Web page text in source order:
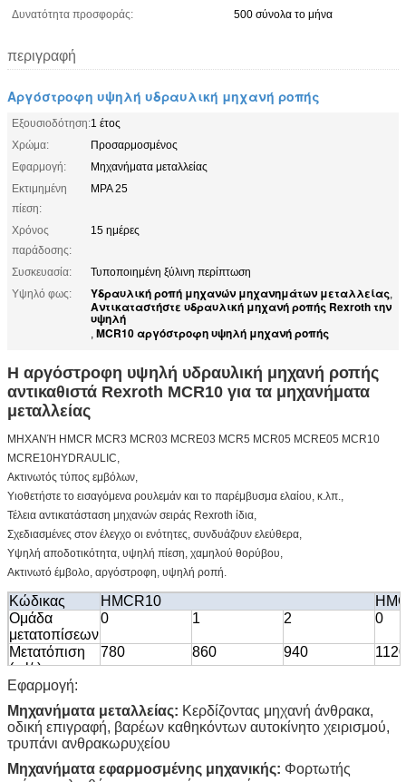
Δυνατότητα προσφοράς:
500 σύνολα το μήνα
περιγραφή
Αργόστροφη υψηλή υδραυλική μηχανή ροπής
Εξουσιοδότηση:1 έτος
Χρώμα:
Προσαρμοσμένος
Εφαρμογή:
Μηχανήματα μεταλλείας
Εκτιμημένη
πίεση:
MPA 25
Χρόνος
παράδοσης:
15 ημέρες
Συσκευασία:
Τυποποιημένη ξύλινη περίπτωση
Υψηλό φως:
Υδραυλική ροπή μηχανών μηχανημάτων μεταλλείας,
Αντικαταστήστε υδραυλική μηχανή ροπής Rexroth την
υψηλή
, MCR10 αργόστροφη υψηλή μηχανή ροπής
Η αργόστροφη υψηλή υδραυλική μηχανή ροπής
αντικαθιστά Rexroth MCR10 για τα μηχανήματα
μεταλλείας
ΜΗΧΑΝΉ HMCR MCR3 MCR03 MCRE03 MCR5 MCR05 MCRE05 MCR10
MCRE10HYDRAULIC,
Ακτινωτός τύπος εμβόλων,
Υιοθετήστε το εισαγόμενα ρουλεμάν και το παρέμβυσμα ελαίου, κ.λπ.,
Τέλεια αντικατάσταση μηχανών σειράς Rexroth ίδια,
Σχεδιασμένες στον έλεγχο οι ενότητες, συνδυάζουν ελεύθερα,
Υψηλή αποδοτικότητα, υψηλή πίεση, χαμηλού θορύβου,
Ακτινωτό έμβολο, αργόστροφη, υψηλή ροπή.
Κώδικας HMCR10
Ομάδα
μετατοπίσεων
0 1 2 0
Μετατόπιση
(ml/r)
780 860 940 1120
Θεωρητική
ροπή σε
10Mpa (N.m)
Εκτιμημένη
ταχύτητα
(r/min)
125 100 100 100
Εφαρμογή:
Μηχανήματα μεταλλείας: Κερδίζοντας μηχανή άνθρακα,
οδική επιγραφή, βαρέων καθηκόντων αυτοκίνητο χειρισμού,
τρυπάνι ανθρακωρυχείου
Μηχανήματα εφαρμοσμένης μηχανικής: Φορτωτής